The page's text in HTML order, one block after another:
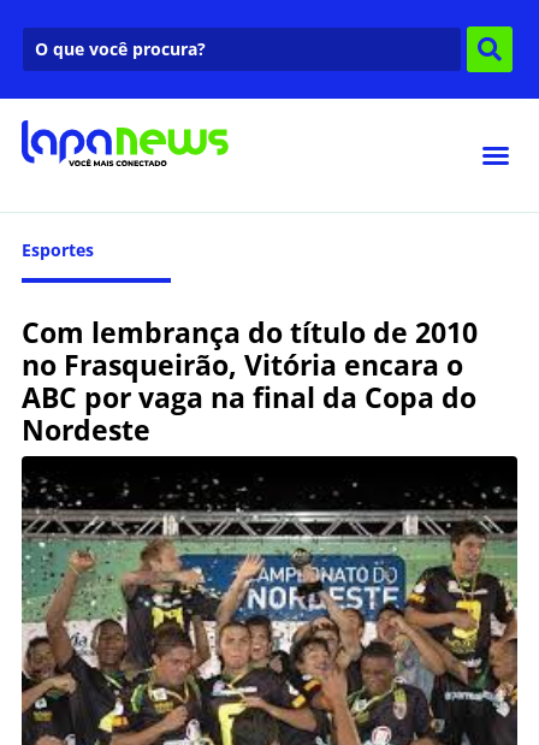
Esportes
Com lembrança do título de 2010
no Frasqueirão, Vitória encara o
ABC por vaga na final da Copa do
Nordeste